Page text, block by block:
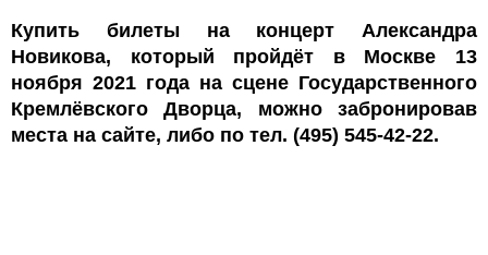
Купить билеты на концерт Александра
Новикова, который пройдёт в Москве 13
ноября 2021 года на сцене Государственного
Кремлёвского Дворца, можно забронировав
места на сайте, либо по тел. (495) 545-42-22.